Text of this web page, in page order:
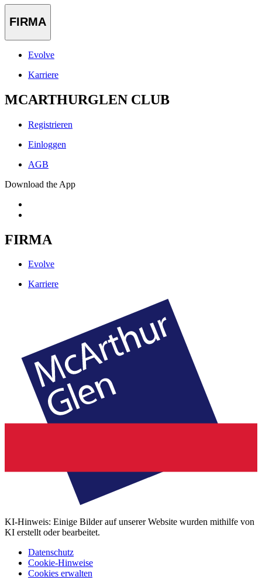
FIRMA
Evolve
Karriere
MCARTHURGLEN CLUB
Registrieren
Einloggen
AGB
Download the App
FIRMA
Evolve
Karriere
KI-Hinweis: Einige Bilder auf unserer Website wurden mithilfe von
KI erstellt oder bearbeitet.
Datenschutz
Cookie-Hinweise
Cookies erwalten